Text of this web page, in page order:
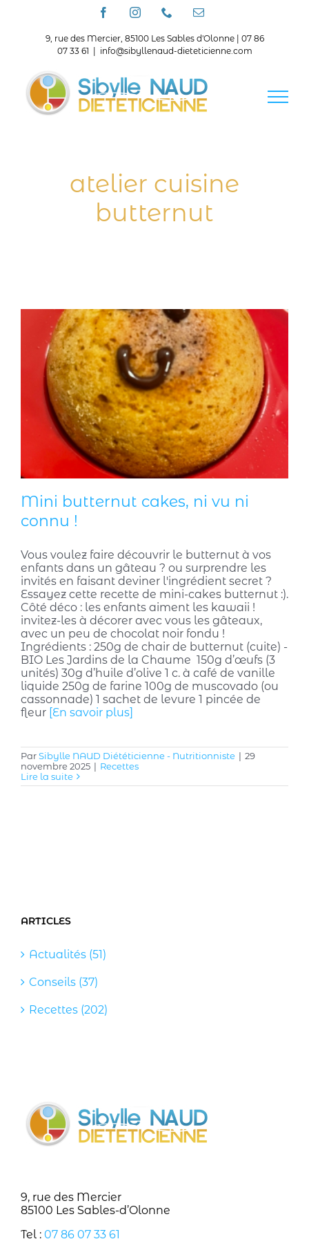
FacebookInstagramTéléphoneEmail
9, rue des Mercier, 85100 Les Sables d'Olonne | 07 86
07 33 61
info@sibyllenaud-dieteticienne.com
atelier cuisine
butternut
Mini butternut cakes, ni vu ni
connu !
Vous voulez faire découvrir le butternut à vos
enfants dans un gâteau ? ou surprendre les
invités en faisant deviner l'ingrédient secret ?
Essayez cette recette de mini-cakes butternut :).
Côté déco : les enfants aiment les kawaii !
invitez-les à décorer avec vous les gâteaux,
avec un peu de chocolat noir fondu !
Ingrédients : 250g de chair de butternut (cuite) -
BIO Les Jardins de la Chaume 150g d’œufs (3
unités) 30g d’huile d’olive 1 c. à café de vanille
liquide 250g de farine 100g de muscovado (ou
cassonnade) 1 sachet de levure 1 pincée de
fleur [En savoir plus]
ParSibylle NAUD Diététicienne - Nutritionniste | 29
novembre 2025 | Recettes
Lire la suite
ARTICLES
Actualités (51)
Conseils (37)
Recettes (202)
9, rue des Mercier
85100 Les Sables-d’Olonne
Tel : 07 86 07 33 61